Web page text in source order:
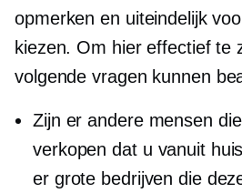
opmerken en uiteindelijk
kiezen. Om hier effectief te
volgende vragen kunnen
Zijn er andere mensen
verkopen dat u vanuit
er grote bedrijven die